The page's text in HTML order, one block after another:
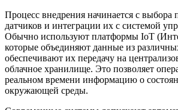
Процесс внедрения начинается с выбора
датчиков и интеграции их с системой
Обычно используют платформы IoT
которые объединяют данные из
обеспечивают их передачу на
облачное хранилище. Это позволяет
реальном времени информацию о
окружающей среды.